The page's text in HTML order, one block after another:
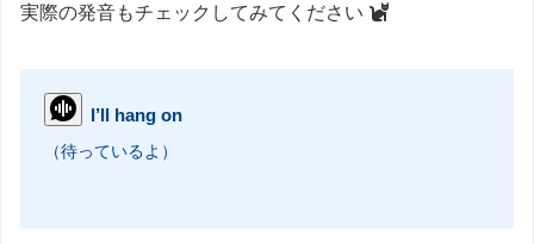
実際の発音もチェックしてみてください
I’ll hang on
（待っているよ）